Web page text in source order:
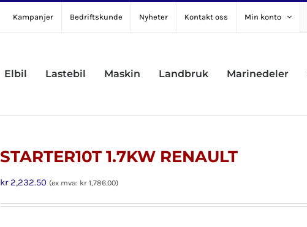
Kampanjer Bedriftskunde Nyheter Kontakt oss Min konto
Elbil Lastebil Maskin Landbruk Marinedeler
STARTER10T 1.7KW RENAULT
kr2,232.50 (ex mva: kr 1,786.00)